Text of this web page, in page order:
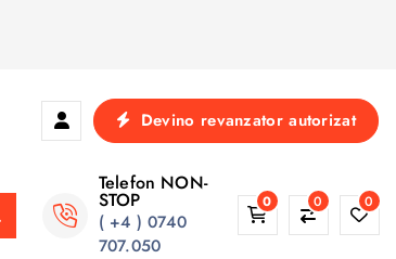
Devino revanzator autorizat
Telefon NON-
STOP
( +4 ) 0740
707.050
0 0 0